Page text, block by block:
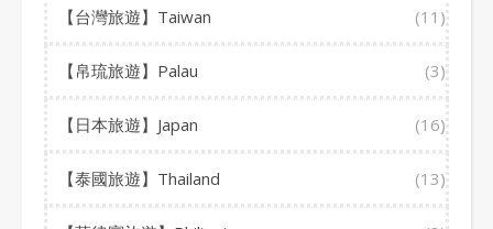
【台灣旅遊】Taiwan (11)
【帛琉旅遊】Palau (3)
【日本旅遊】Japan (16)
【泰國旅遊】Thailand (13)